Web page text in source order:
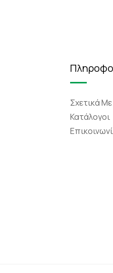
Σχετικά
Κατάλογοι